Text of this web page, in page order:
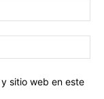
sitio web en este